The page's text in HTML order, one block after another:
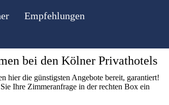
Empfehlungen
bei den Kölner Privathotels
hier die günstigsten Angebote bereit, garantiert!
Ihre Zimmeranfrage in der rechten Box ein